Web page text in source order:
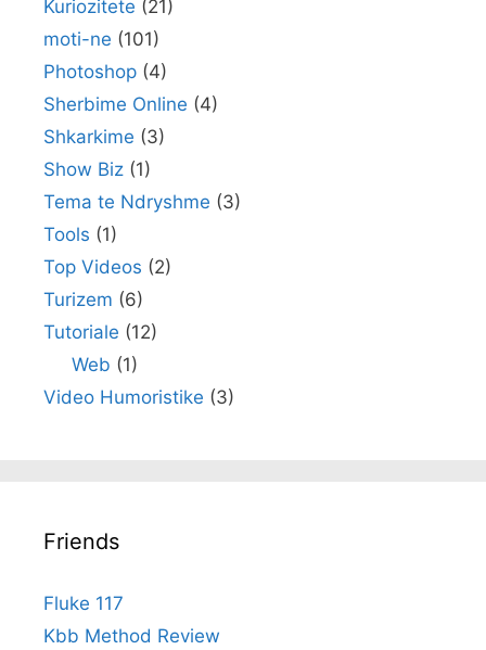
Kuriozitete (21)
moti-ne (101)
Photoshop (4)
Sherbime Online (4)
Shkarkime (3)
Show Biz (1)
Tema te Ndryshme (3)
Tools (1)
Top Videos (2)
Turizem (6)
Tutoriale (12)
Web (1)
Video Humoristike (3)
Friends
Fluke 117
Kbb Method Review